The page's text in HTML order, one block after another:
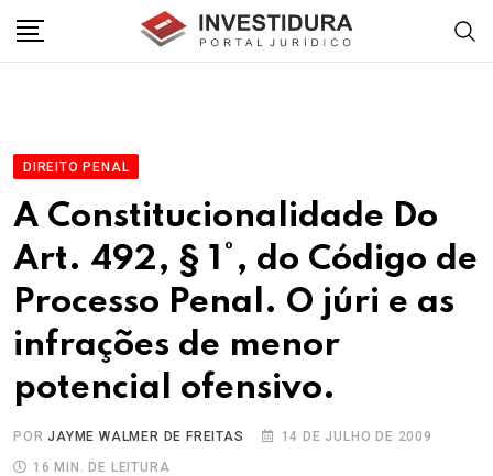
DIREITO PENAL
A Constitucionalidade Do
Art. 492, § 1°, do Código de
Processo Penal. O júri e as
infrações de menor
potencial ofensivo.
PORJAYME WALMER DE FREITAS
14 DE JULHO DE 2009
16 MIN. DE LEITURA